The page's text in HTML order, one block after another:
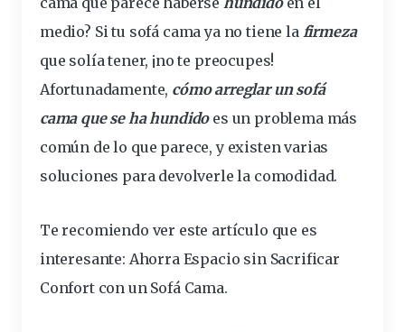
medio? Si tu sofá cama ya no tiene la firmeza
que solíatener, ¡no te preocupes!
Afortunadamente, cómoarreglar un sofá
camaque se ha hundidoes un problema más
común de lo que parece, y existen varias
soluciones para devolverle la comodidad.
Te recomiendo ver este artículo que es
interesante: Ahorra Espacio sin Sacrificar
Confort con un Sofá Cama.